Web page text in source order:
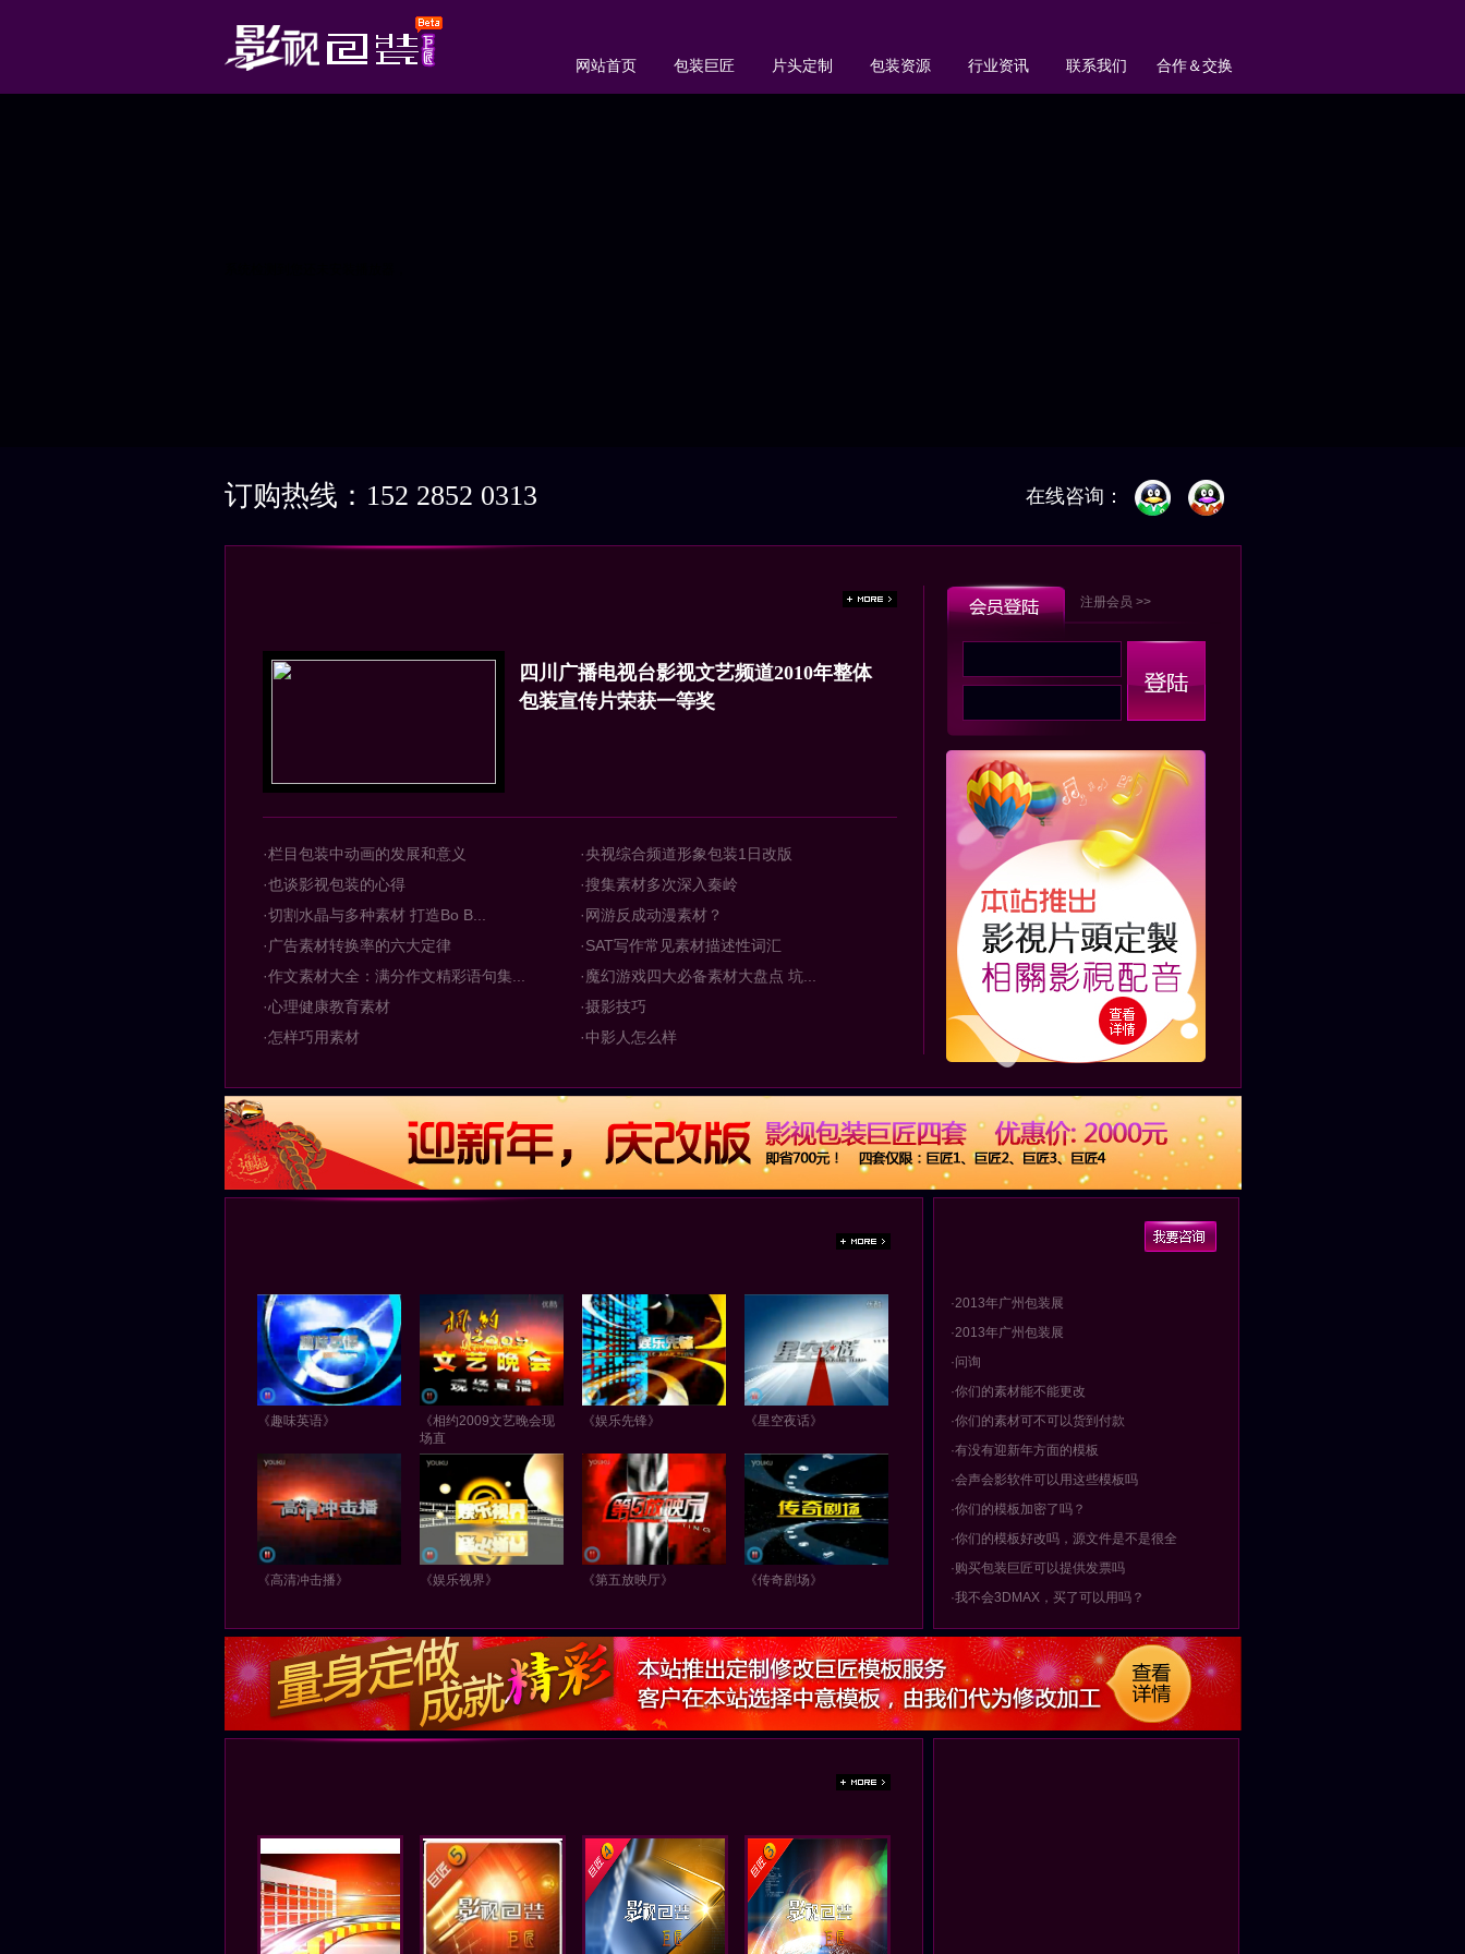
网站首页 包装巨匠 片头定制 包装资源 行业资讯 联系我们 合作＆交换
订购热线：152 2852 0313 在线咨询：
四川广播电视台影视文艺频道2010年整体
包装宣传片荣获一等奖
·栏目包装中动画的发展和意义
·央视综合频道形象包装1日改版
·也谈影视包装的心得
·搜集素材多次深入秦岭
·切割水晶与多种素材 打造Bo B...
·网游反成动漫素材？
·广告素材转换率的六大定律
·SAT写作常见素材描述性词汇
·作文素材大全：满分作文精彩语句集...
·魔幻游戏四大必备素材大盘点 坑...
·心理健康教育素材
·摄影技巧
·怎样巧用素材
·中影人怎么样
注册会员 >>
《趣味英语》
《相约2009文艺晚会现
场直
《娱乐先锋》 《星空夜话》
《高清冲击播》 《娱乐视界》 《第五放映厅》 《传奇剧场》
·2013年广州包装展
·2013年广州包装展
·问询
·你们的素材能不能更改
·你们的素材可不可以货到付款
·有没有迎新年方面的模板
·会声会影软件可以用这些模板吗
·你们的模板加密了吗？
·你们的模板好改吗，源文件是不是很全
·购买包装巨匠可以提供发票吗
·我不会3DMAX，买了可以用吗？